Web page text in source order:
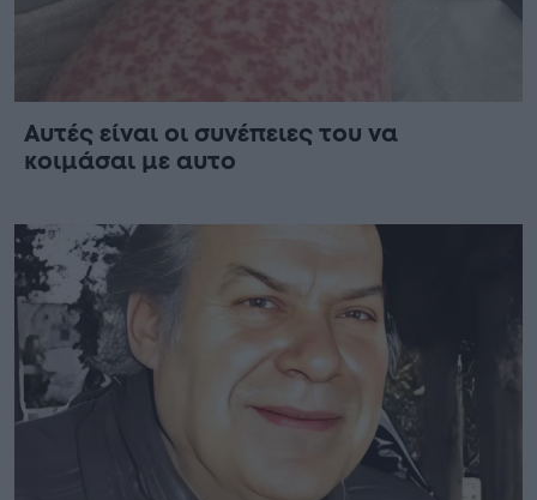
Αυτές είναι οι συνέπειες του να
κοιμάσαι με αυτο